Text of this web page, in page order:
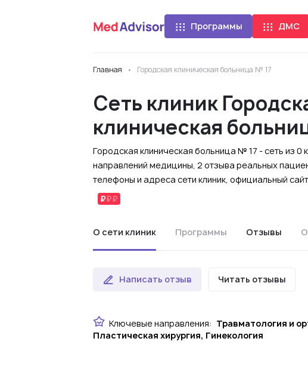
Программы ДМС
Главная Городская клиническая больница № 17
Сеть клиник
клиническая
Городская клиническая больница № 17 - сеть из 0
направлений медицины, 2 отзыва реальных
телефоны и адреса сети клиник, официальный сайт
О сети клиник Программы Отзывы
Написать отзыв Читать отзывы
Ключевые направления: Травматология и
Пластическая хирургия, Гинекология